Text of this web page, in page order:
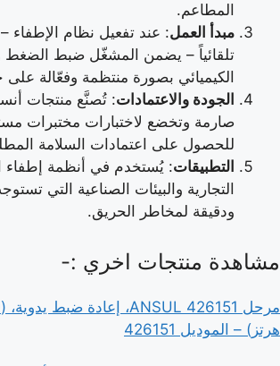
المطاعم.
مبدأ العمل: عند تفعيل نظام الإطفاء –
تلقائياً – يضمن المشغّل ضبط الضغط
الكيميائي بصورة منتظمة وفعّالة على
الجودة والاعتمادات: تُصنَّع منتجات
صارمة وتخضع لاختبارات مختبرات
للحصول على اعتمادات السلامة
التطبيقات: يُستخدم في أنظمة إطفاء
التجارية والبيئات الصناعية التي
ودقيقة لمخاطر الحريق.
مشاهدة منتجات اخري :-
هرتز) – الموديل 426151